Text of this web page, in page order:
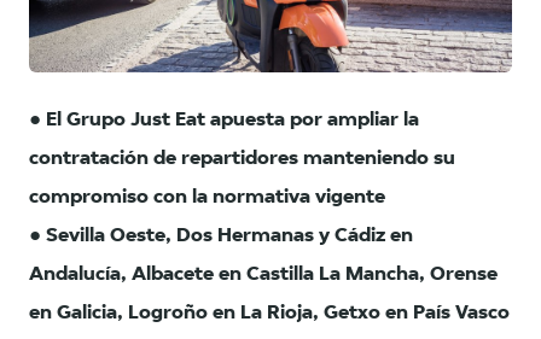
JPG
● El Grupo Just Eat apuesta por ampliar la
contratación de repartidores manteniendo su
compromiso con la normativa vigente
● Sevilla Oeste, Dos Hermanas y Cádiz en
Andalucía, Albacete en Castilla La Mancha, Orense
en Galicia, Logroño en La Rioja, Getxo en País Vasco